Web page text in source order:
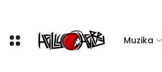
Muzika